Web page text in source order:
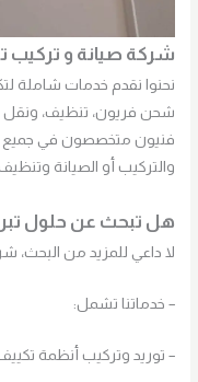
شركة صيانة و تركيب
نحنوا نقدم خدمات شاملة
شحن فريون، تنظيف،
فنيون متخصصون في جميع
والتركيب أو الصيانة وتنظيف
هل تبحث عن حلول
لا داعي للمزيد من
– خدماتنا تشمل:
– توريد وتركيب أنظمة تكييف